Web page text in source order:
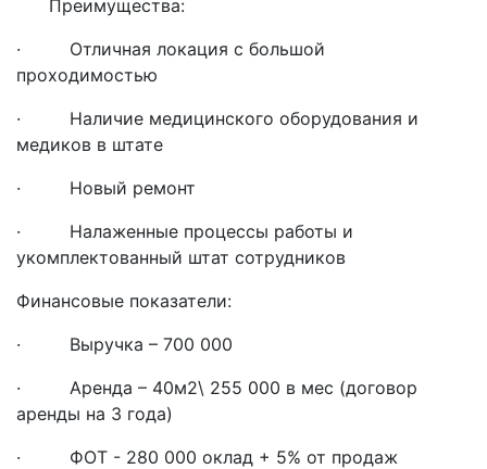
Преимущества:
· Отличная локация с большой
проходимостью
· Наличие медицинского оборудования и
медиков в штате
· Новый ремонт
· Налаженные процессы работы и
укомплектованный штат сотрудников
Финансовые показатели:
· Выручка – 700 000
· Аренда – 40м2\ 255 000 в мес (договор
аренды на 3 года)
· ФОТ - 280 000 оклад + 5% от продаж